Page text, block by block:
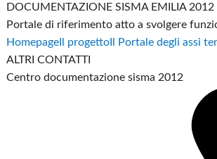
DOCUMENTAZIONE SISMA EMILIA 2012
Portale di riferimento atto a svolgere
HomepageIl progettoIl Portale degli assi
ALTRI CONTATTI
Centro documentazione sisma 2012